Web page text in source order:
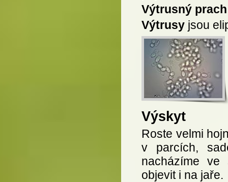
Výtrusný prach
Výtrusy jsou
Výskyt
Roste velmi
v parcích,
nacházíme ve
objevit i na jaře.